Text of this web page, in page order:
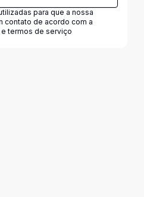
para que a nossa
contato de acordo com a
termos de serviço